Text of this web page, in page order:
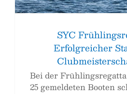
SYC
Erfolgreicher
Bei der
25 gemeldeten Booten